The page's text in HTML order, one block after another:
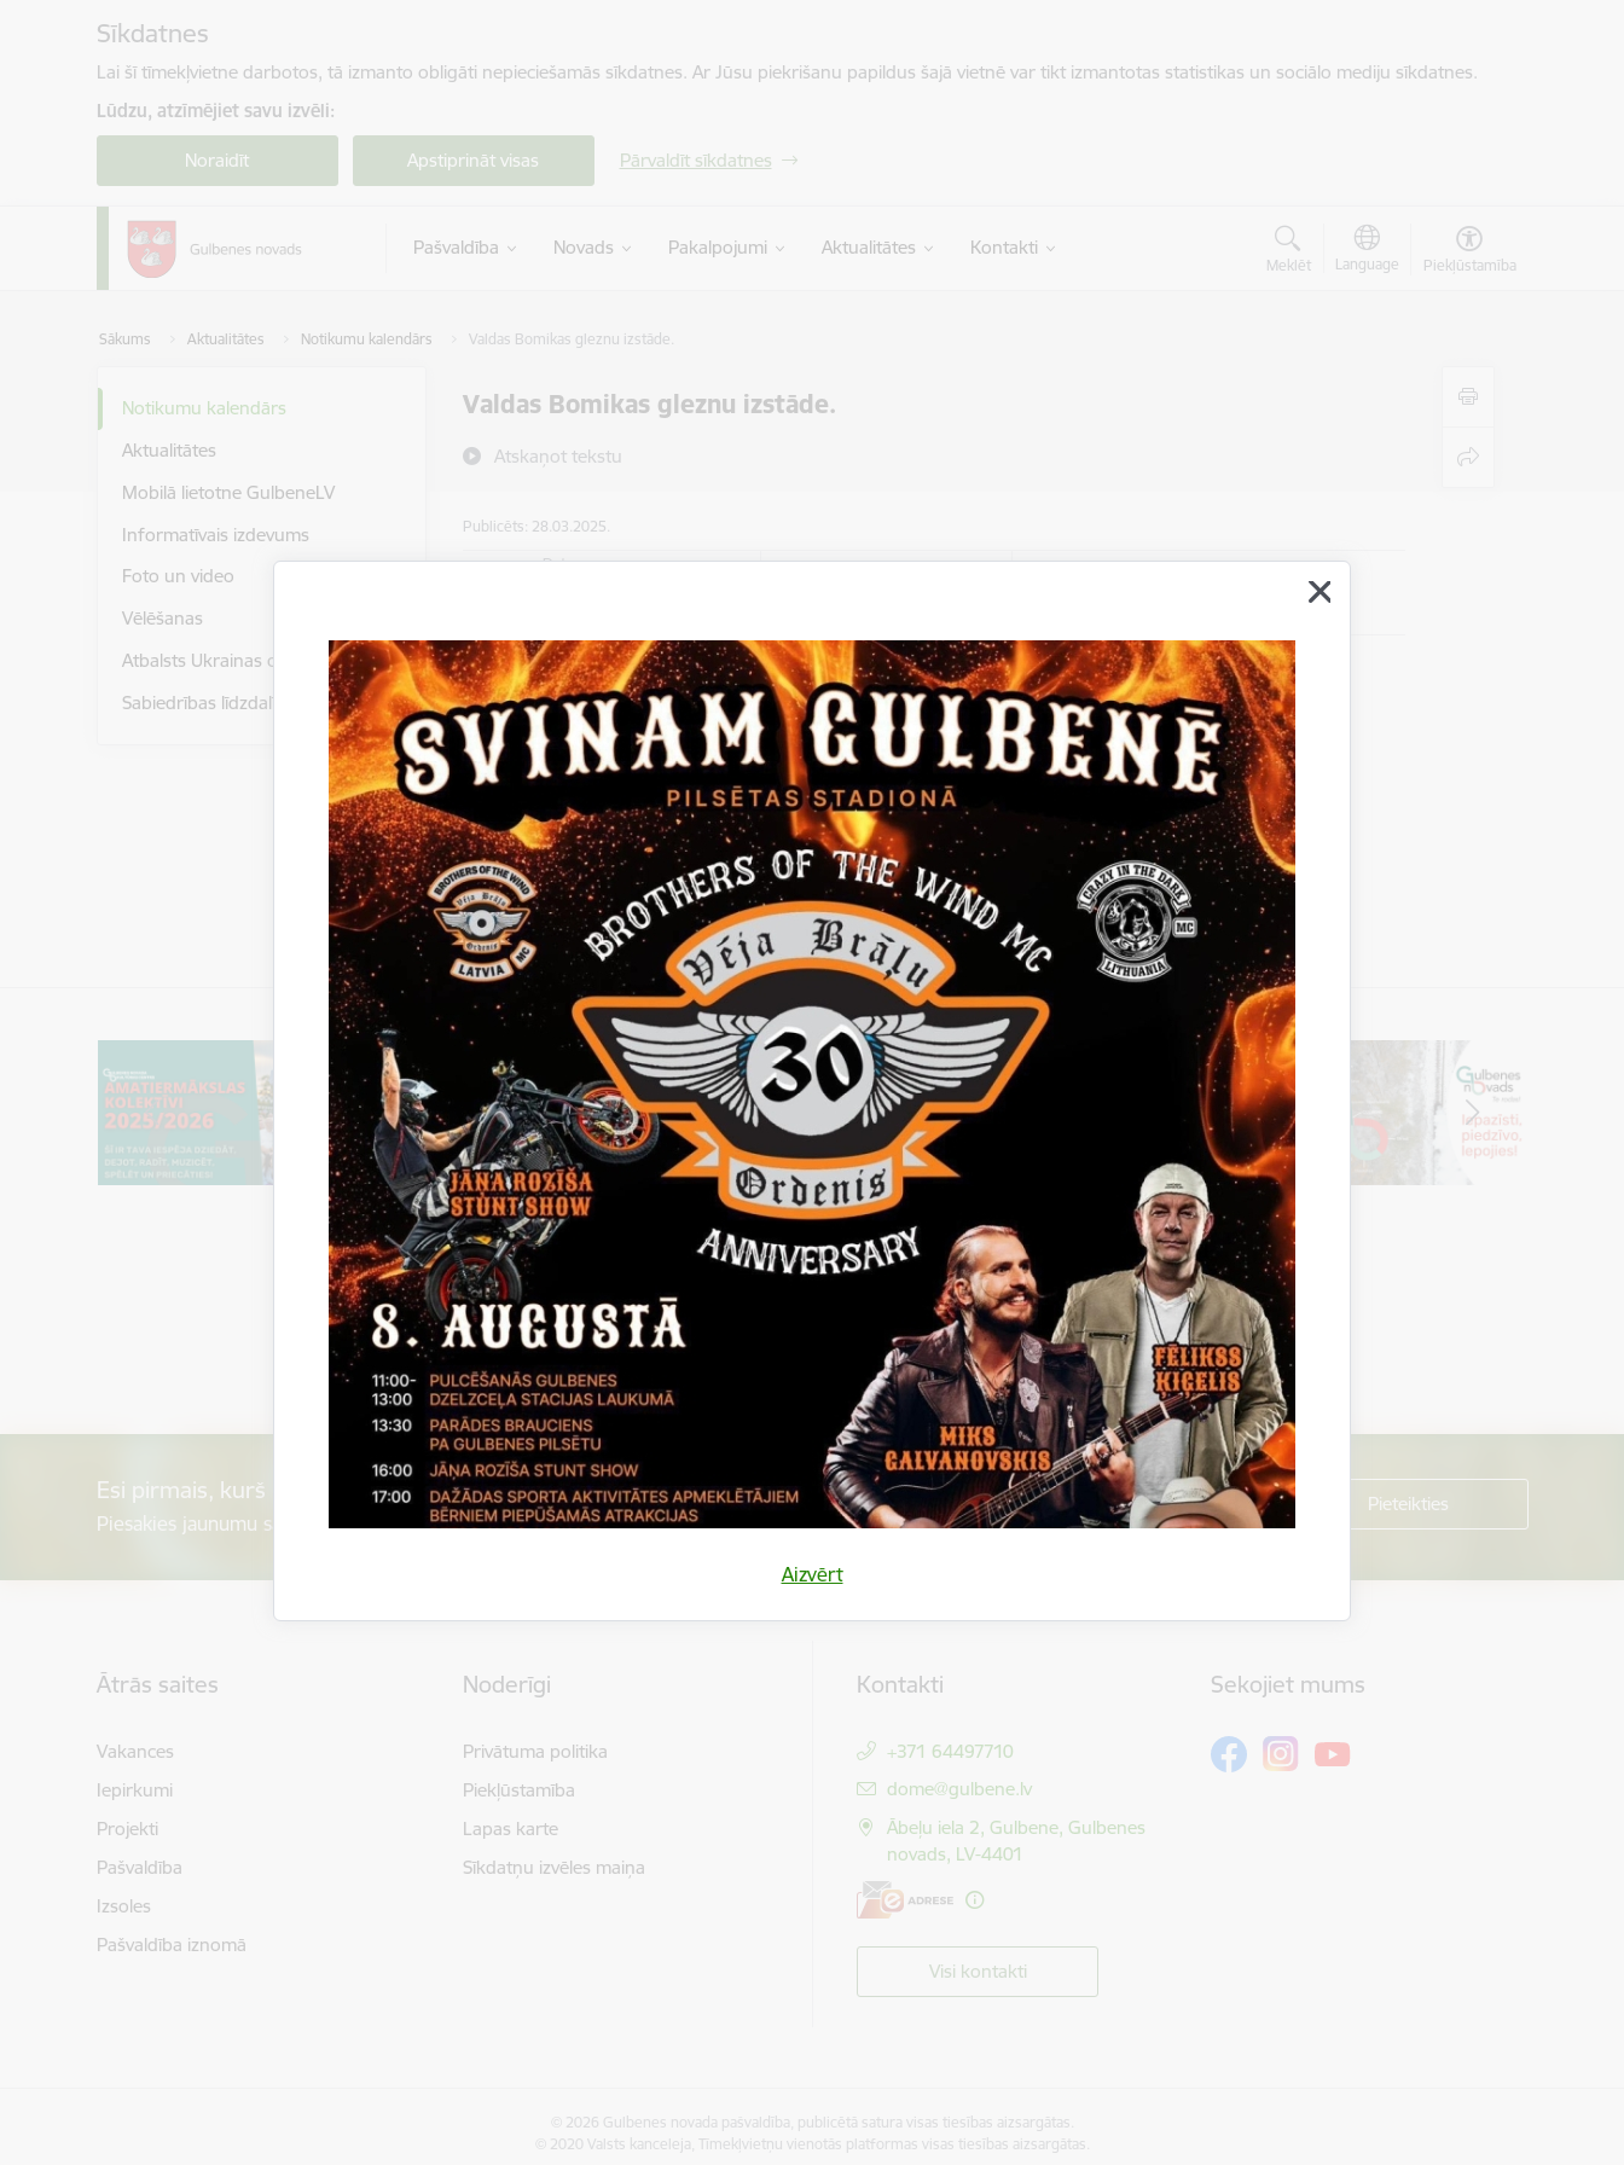
Sīkdatnes
Lai šī tīmekļvietne darbotos, tā izmanto obligāti nepieciešamās sīkdatnes. Ar Jūsu piekrišanu papildus šajā vietnē var tikt izmantotas statistikas un sociālo mediju sīkdatnes.
Lūdzu, atzīmējiet savu izvēli:
Noraidīt Apstiprināt visas Pārvaldīt sīkdatnes
Pašvaldība Novads Pakalpojumi Aktualitātes Kontakti
Meklēt Language Piekļūstamība
Sākums Aktualitātes Notikumu kalendārs Valdas Bomikas gleznu izstāde.
Valdas Bomikas gleznu izstāde.
Atskaņot tekstu
Aizvērt
Notikumu kalendārs
Aktualitātes
Mobilā lietotne GulbeneLV
Informatīvais izdevums
Foto un video
Vēlēšanas
Atbalsts Ukrainas civiliedzīvotājiem
Sabiedrības līdzdalība
Publicēts: 28.03.2025.
Datums
Galgauskas pagasta bibliotēka
Pievienot kalendāram
Gleznas darinātas ''crazy wool'' tehnikā.
Saistītas tēmas
Notikumi: Izstāde
Vai šī informācija bija noderīga?
Sniegt atsauksmi
Esi pirmais, kurš uzzina!
Piesakies jaunumu saņemšanai savā e-pastā.
Ātrās saites
Vakances
Iepirkumi
Projekti
Pašvaldība
Izsoles
Pašvaldība iznomā
Noderīgi
Privātuma politika
Piekļūstamība
Lapas karte
Sīkdatņu izvēles maiņa
Kontakti
+371 64497710
E-pasts:
dome@gulbene.lv
Ābeļu iela 2, Gulbene, Gulbenes
novads, LV-4401
Visi kontakti
Sekojiet mums
© 2026 Gulbenes novada pašvaldība, publicētā satura visas tiesības aizsargātas.
© 2020 Valsts kanceleja, Tīmekļvietņu vienotās platformas visas tiesības aizsargātas.